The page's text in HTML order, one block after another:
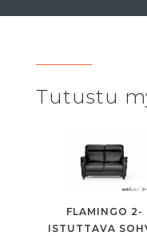
Tutustu
FLAMINGO 2-
ISTUTTAVA